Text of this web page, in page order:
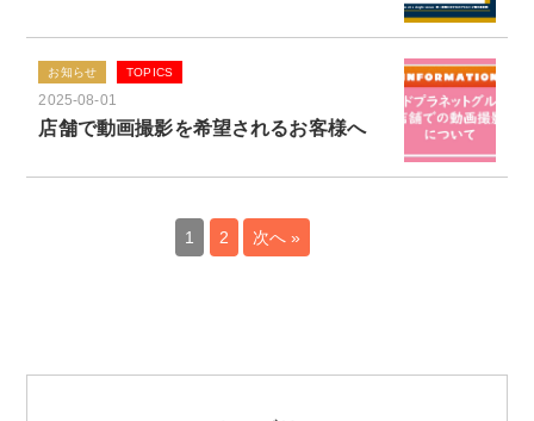
お知らせ TOPICS
2025-08-01
店舗で動画撮影を希望されるお客様へ
1 2 次へ »